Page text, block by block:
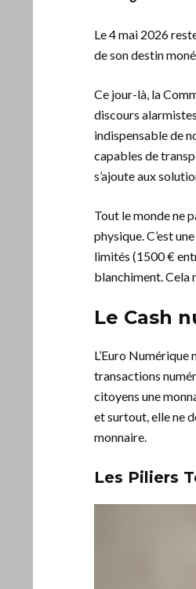
Le 4 mai 2026
de son destin
Ce jour-là, la
discours
indispensable de
capables de
s’ajoute aux
Tout le monde ne
physique. C’est
limités (1500 €
blanchiment. Cela
Le Cash
L’Euro Numérique
transactions
citoyens une
et surtout, elle ne
monnaire.
Les Piliers